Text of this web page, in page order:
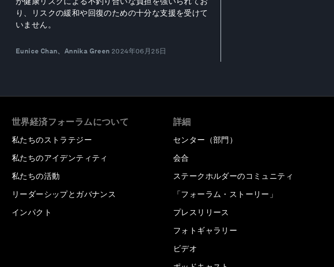
り、リスクの緩和や回復のための十分な支援を受けて
いません。
Eunice Chan、Annika Green 2024年06月25日
世界経済フォーラムについて
私たちのストラテジー
私たちのアイデンティティ
私たちの活動
リーダーシップとガバナンス
インパクト
詳細
センター（部門）
会合
ステークホルダーのコミュニティ
「フォーラム・ストーリー」
プレスリリース
フォトギャラリー
ビデオ